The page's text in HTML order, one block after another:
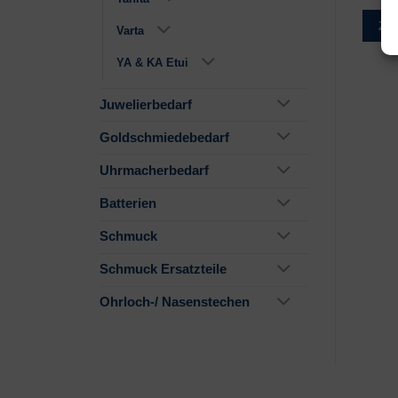
Varta
YA & KA Etui
Juwelierbedarf
Goldschmiedebedarf
Uhrmacherbedarf
Batterien
Schmuck
Schmuck Ersatzteile
Ohrloch-/ Nasenstechen